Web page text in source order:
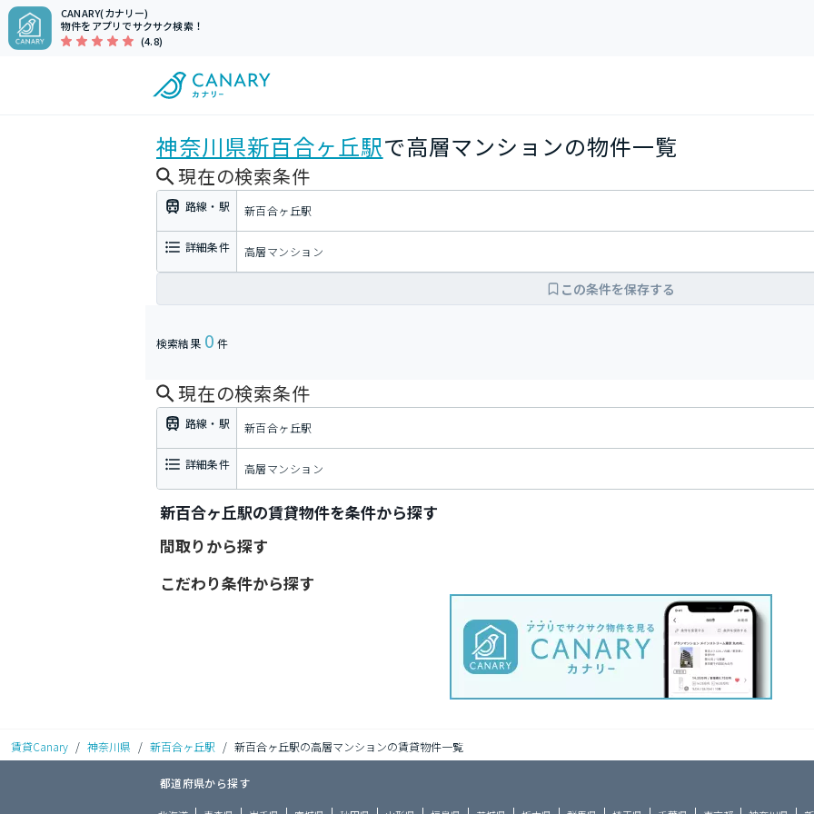
CANARY(カナリー)
物件をアプリでサクサク検索！
(4.8)
神奈川県新百合ヶ丘駅で高層マンションの物件一覧
現在の検索条件
路線・駅 新百合ヶ丘駅
詳細条件 高層マンション
この条件を保存する
検索結果 0 件
現在の検索条件
路線・駅 新百合ヶ丘駅
詳細条件 高層マンション
新百合ヶ丘駅の賃貸物件を条件から探す
間取りから探す
こだわり条件から探す
賃貸Canary / 神奈川県 / 新百合ヶ丘駅 / 新百合ヶ丘駅の高層マンションの賃貸物件一覧
都道府県から探す